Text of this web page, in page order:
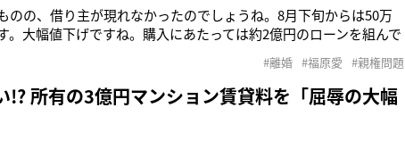
のの、借り主が現れなかったのでしょうね。8月下旬からは50万
。大幅値下げですね。購入にあたっては約2億円のローンを組んで
していた自宅マンションの賃貸価格を大幅に値下げしていたと
#離婚 #福原愛 #親権問題
!? 所有の3億円マンション賃貸料を「屈辱の大幅